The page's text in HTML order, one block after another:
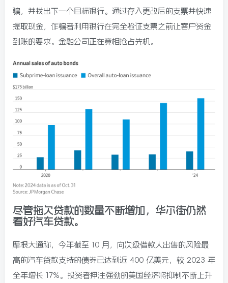
骗，并找出下一个目标银行。通过存入更改后的支票并快速
提取现金，诈骗者利用银行在完全验证支票之前让客户资金
到账的要求。金融公司正在竞相抢占先机。
尽管拖欠贷款的数量不断增加，华尔街仍然
看好汽车贷款。
摩根大通称，今年截至 10 月，向次级借款人出售的风险最
高的汽车贷款支持的债券已达到近 400 亿美元，较 2023 年
全年增长 17%。投资者押注强劲的美国经济将抑制不断上升